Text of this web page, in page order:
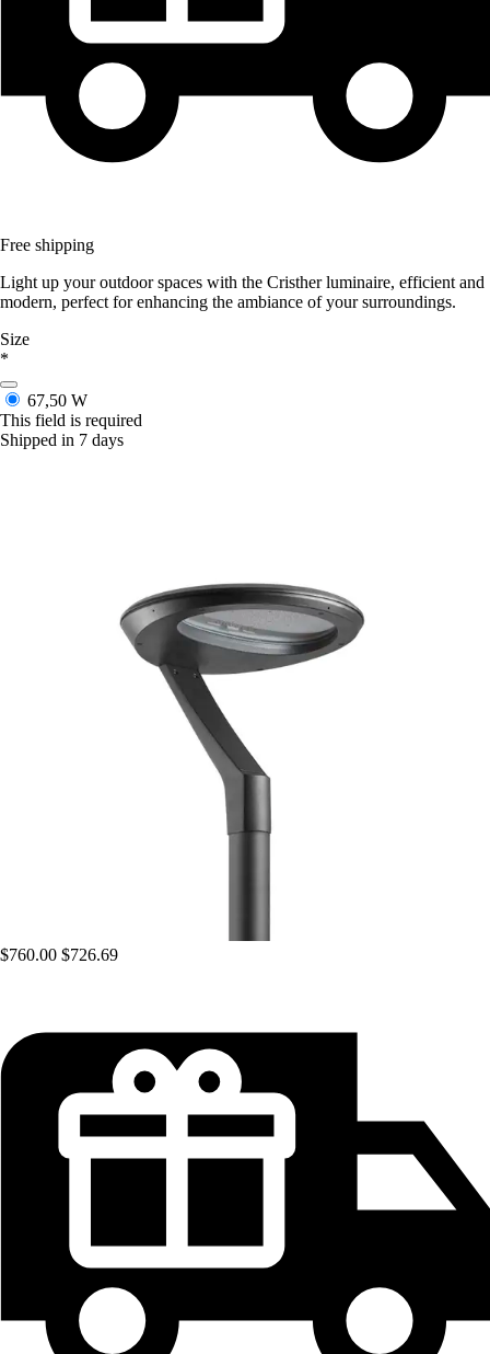
Free shipping
Light up your outdoor spaces with the Cristher luminaire, efficient and
modern, perfect for enhancing the ambiance of your surroundings.
Size
*
67,50 W
This field is required
Shipped in 7 days
$760.00 $726.69